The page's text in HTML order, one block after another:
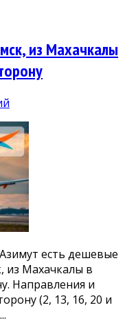
из Махачкалы
есть дешевые
из Махачкалы в
Направления и
(2, 13, 16, 20 и